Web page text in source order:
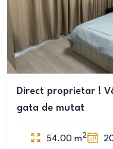
Direct proprietar !
gata de mutat
54.00 m2